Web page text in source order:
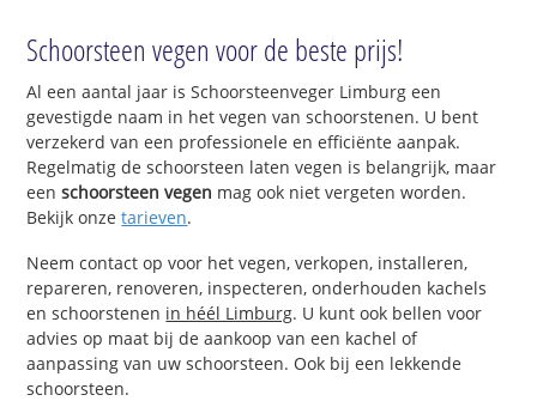
Schoorsteen vegen voor de beste prijs!
Al een aantal jaar is Schoorsteenveger Limburg een
gevestigde naam in het vegen van schoorstenen. U bent
verzekerd van een professionele en efficiënte aanpak.
Regelmatig de schoorsteen laten vegen is belangrijk, maar
eenschoorsteen vegen mag ook niet vergeten worden.
Bekijk onzetarieven.
Neem contact op voor het vegen, verkopen, installeren,
repareren, renoveren, inspecteren, onderhouden kachels
en schoorstenen in héél Limburg. U kunt ook bellen voor
advies op maat bij de aankoop van een kachel of
aanpassing van uw schoorsteen. Ook bij een lekkende
schoorsteen.